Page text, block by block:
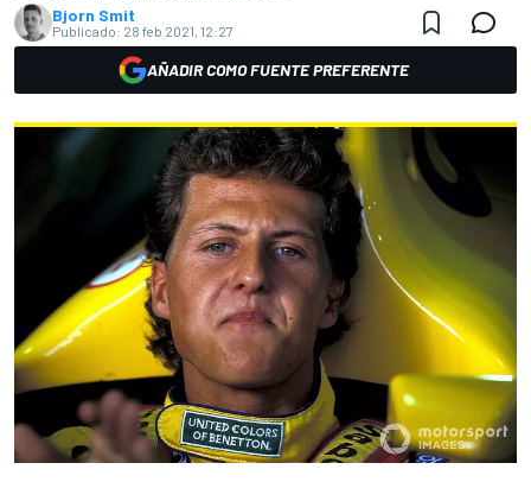
Bjorn Smit
Publicado: 28 feb 2021, 12:27
AÑADIR COMO FUENTE PREFERENTE